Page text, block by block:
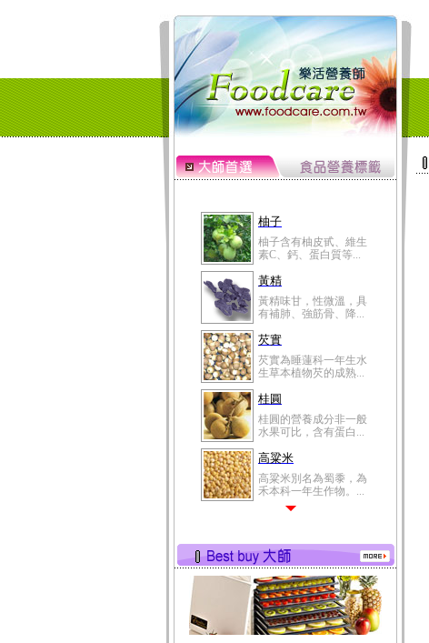
柚子
柚子含有柚皮甙、維生
素C、鈣、蛋白質等...
黃精
黃精味甘，性微溫，具
有補肺、強筋骨、降...
芡實
芡實為睡蓮科一年生水
生草本植物芡的成熟...
桂圓
桂圓的營養成分非一般
水果可比，含有蛋白...
高粱米
高粱米別名為蜀黍，為
禾本科一年生作物。...
有蛋白質、脂肪、磷...
鮪魚
鮪魚肚肉中的不飽和脂
肪酸內富含EPA和DH...
韭菜